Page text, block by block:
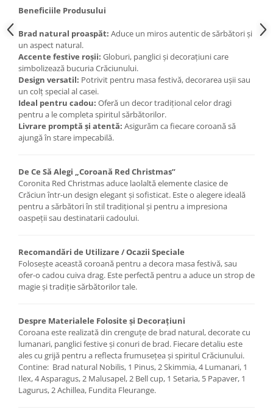
Beneficiile Produsului
Brad natural proaspăt: Aduce un miros autentic de sărbători și
un aspect natural.
Accente festive roșii: Globuri, panglici și decorațiuni care
simbolizează bucuria Crăciunului.
Design versatil: Potrivit pentru masa festivă, decorarea ușii sau
un colț special al casei.
Ideal pentru cadou: Oferă un decor tradițional celor dragi
pentru a le completa spiritul sărbătorilor.
Livrare promptă și atentă: Asigurăm ca fiecare coroană să
ajungă în stare impecabilă.
De Ce Să Alegi „Coroană Red Christmas”
Coronita Red Christmas aduce laolaltă elemente clasice de
Crăciun într-un design elegant și sofisticat. Este o alegere ideală
pentru a sărbători în stil tradițional și pentru a impresiona
oaspeții sau destinatarii cadoului.
Recomandări de Utilizare / Ocazii Speciale
Folosește această coroană pentru a decora masa festivă, sau
ofer-o cadou cuiva drag. Este perfectă pentru a aduce un strop de
magie și tradiție sărbătorilor tale.
Despre Materialele Folosite și Decorațiuni
Coroana este realizată din crenguțe de brad natural, decorate cu
lumanari, panglici festive și conuri de brad. Fiecare detaliu este
ales cu grijă pentru a reflecta frumusețea și spiritul Crăciunului.
Contine: Brad natural Nobilis, 1 Pinus, 2 Skimmia, 4 Lumanari, 1
Ilex, 4 Asparagus, 2 Malusapel, 2 Bell cup, 1 Setaria, 5 Papaver, 1
Lagurus, 2 Achillea, Fundita Fleurange.